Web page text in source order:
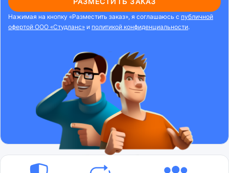
Нажимая на кнопку «Разместить заказ», я соглашаюсь с публичной
офертой ООО «Студланс» и политикой конфиденциальности.